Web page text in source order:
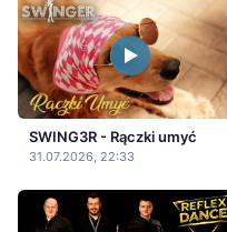
SWING3R - Rączki umyć
31.07.2026, 22:33